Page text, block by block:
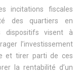
incitations fiscales
des quartiers en
dispositifs visent à
l’investissement
et tirer parti de ces
la rentabilité d’un